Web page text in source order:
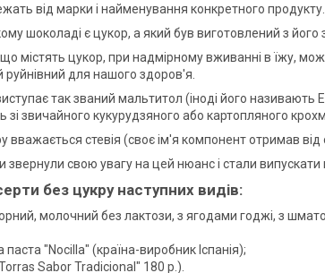
від марки і найменування конкретного продукту.
шоколаді є цукор, а який був виготовлений з
містять цукор, при надмірному вживанні в їжу,
руйнівний для нашого здоров'я.
так званий мальтитол (іноді його
зі звичайного кукурудзяного або картопляного
вважається стевія (своє ім'я компонент отримав
звернули свою увагу на цей нюанс і стали
без цукру наступних видів:
молочний без лактози, з ягодами годжі, з
"Nocilla" (країна-виробник Іспанія);
Sabor Tradicional" 180 р.).